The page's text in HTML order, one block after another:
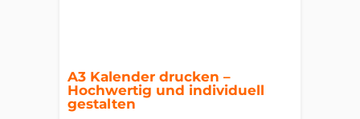
A3 Kalender drucken –
Hochwertig und individuell
gestalten